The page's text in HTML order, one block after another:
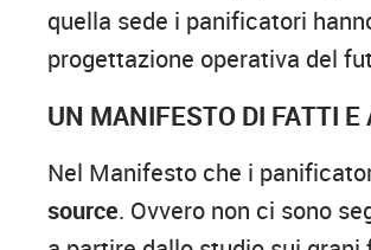
quella sede i panificatori
progettazione operativa del
UN MANIFESTO DI FATTI E
Nel Manifesto che i
source. Ovvero non ci sono